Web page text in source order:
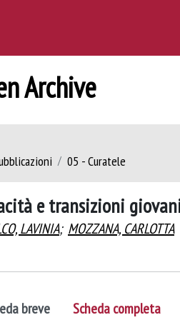
Archive
05 - Curatele
e transizioni
LAVINIA; MOZZANA, CARLOTTA
breve Scheda completa